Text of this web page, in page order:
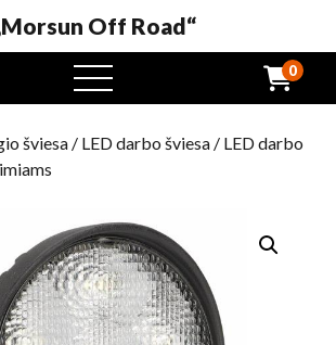
Off Road“
Atidaryti
meniu
0
šviesa / LED darbo šviesa / LED darbo